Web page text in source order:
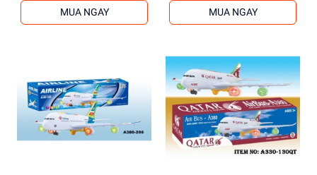
MUA NGAY MUA NGAY